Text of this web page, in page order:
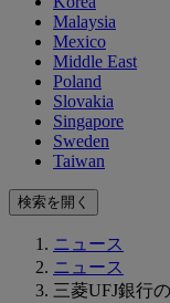
Malaysia
Mexico
Middle East
Poland
Slovakia
Singapore
Sweden
Taiwan
検索を開く
ニュース
ニュース
三菱UFJ銀行